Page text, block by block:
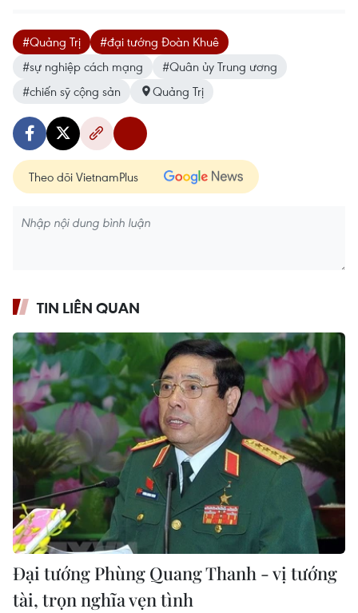
#Quảng Trị
#đại tướng Đoàn Khuê
#sự nghiệp cách mạng
#Quân ủy Trung ương
#chiến sỹ cộng sản
Quảng Trị
Theo dõi VietnamPlus
TIN LIÊN QUAN
Đại tướng Phùng Quang Thanh - vị tướng
tài, trọn nghĩa vẹn tình